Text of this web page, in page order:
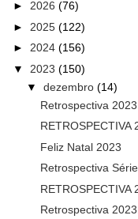
► 2026 (76)
► 2025 (122)
► 2024 (156)
▼ 2023 (150)
▼ dezembro (14)
Retrospectiva
RETROSPECTIVA
Feliz Natal 2023
Retrospectiva
RETROSPECTIVA
Retrospectiva